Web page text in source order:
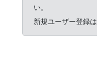
い。
新規ユーザー登録は